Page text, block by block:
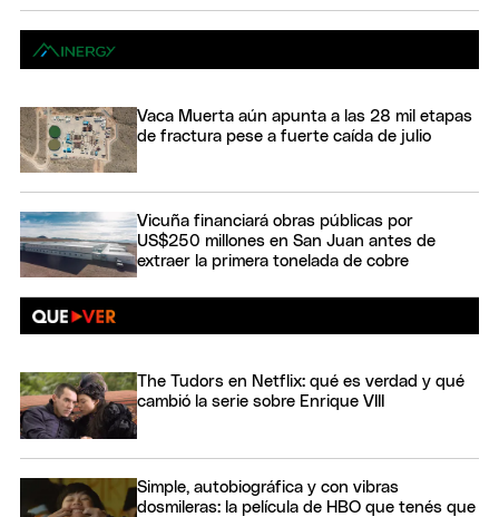
Vaca Muerta aún apunta a las 28 mil etapas
de fractura pese a fuerte caída de julio
Vicuña financiará obras públicas por
US$250 millones en San Juan antes de
extraer la primera tonelada de cobre
The Tudors en Netflix: qué es verdad y qué
cambió la serie sobre Enrique VIII
Simple, autobiográfica y con vibras
dosmileras: la película de HBO que tenés que